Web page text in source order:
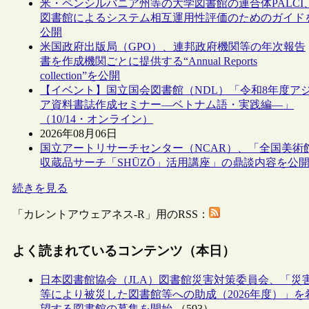
米・ペンシルバニア州等の大学図書館の連合体PALCI、
図書館によるシステム相互運用性評価のためのガイド
公開
米国政府出版局（GPO）、連邦政府機関等の年次報告
書を作成機関ごとに提供する“Annual Reports
collection”を公開
【イベント】国立国会図書館（NDL）「令和8年度ア
ア資料書誌作成セミナー―ベトナム語・実践編―」
（10/14・オンライン）
2026年08月06日
国立アートリサーチセンター（NCAR）、「全国美術
収蔵品サーチ「SHŪZŌ」活用講座」の鼎談内容を公開
続きを見る
「カレントアウェアネス-R」用のRSS：
よく読まれているコンテンツ（本日）
日本図書館協会（JLA）図書館災害対策委員会、「災
等により被災した図書館等への助成（2026年度）」を